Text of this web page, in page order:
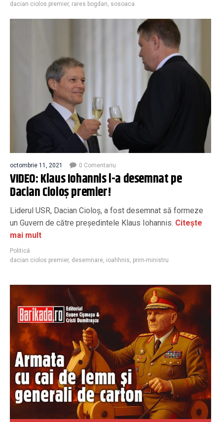
dacian ciolos premier, rares bogdan, sosoaca
octombrie 11, 2021 0 Comentariu
VIDEO: Klaus Iohannis l-a desemnat pe
Dacian Cioloș premier!
Liderul USR, Dacian Cioloș, a fost desemnat să formeze
un Guvern de către președintele Klaus Iohannis. Citește
mai mult
Politică
dacian ciolos premier, desemnare, ioahhnis, prim-ministru